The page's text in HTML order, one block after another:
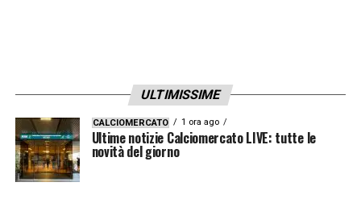
ULTIMISSIME
CALCIOMERCATO 1 ora ago
Ultime notizie Calciomercato LIVE: tutte le
novità del giorno